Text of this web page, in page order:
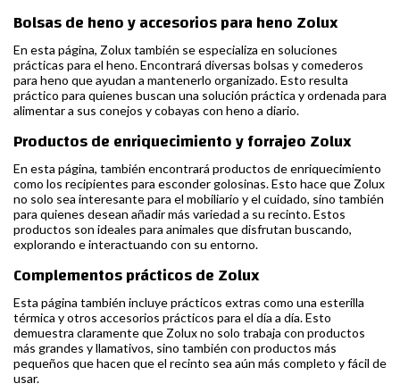
Bolsas de heno y accesorios para heno Zolux
En esta página, Zolux también se especializa en soluciones
prácticas para el heno. Encontrará diversas bolsas y comederos
para heno que ayudan a mantenerlo organizado. Esto resulta
práctico para quienes buscan una solución práctica y ordenada para
alimentar a sus conejos y cobayas con heno a diario.
Productos de enriquecimiento y forrajeo Zolux
En esta página, también encontrará productos de enriquecimiento
como los recipientes para esconder golosinas. Esto hace que Zolux
no solo sea interesante para el mobiliario y el cuidado, sino también
para quienes desean añadir más variedad a su recinto. Estos
productos son ideales para animales que disfrutan buscando,
explorando e interactuando con su entorno.
Complementos prácticos de Zolux
Esta página también incluye prácticos extras como una esterilla
térmica y otros accesorios prácticos para el día a día. Esto
demuestra claramente que Zolux no solo trabaja con productos
más grandes y llamativos, sino también con productos más
pequeños que hacen que el recinto sea aún más completo y fácil de
usar.